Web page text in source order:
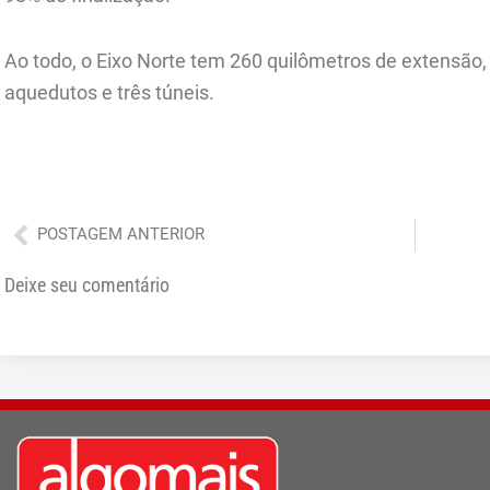
Ao todo, o Eixo Norte tem 260 quilômetros de
aquedutos e três túneis.
Anterior
POSTAGEM ANTERIOR
Deixe seu comentário